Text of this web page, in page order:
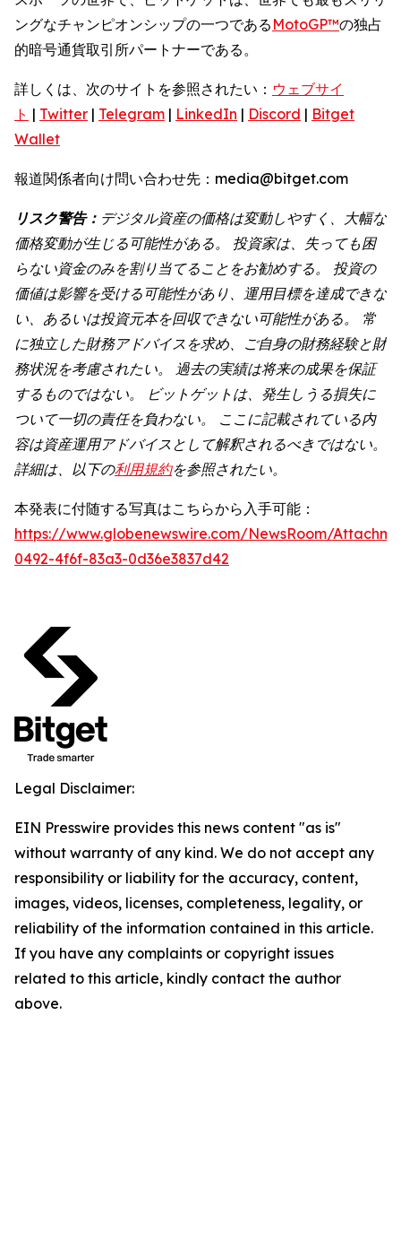
ングなチャンピオンシップの一つである MotoGP™の独占
的暗号通貨取引所パートナーである。
詳しくは、次のサイトを参照されたい： ウェブサイ
ト | Twitter | Telegram | LinkedIn | Discord | Bitget
Wallet
報道関係者向け問い合わせ先：media@bitget.com
リスク警告： デジタル資産の価格は変動しやすく、大幅な
価格変動が生じる可能性がある。 投資家は、失っても困
らない資金のみを割り当てることをお勧めする。 投資の
価値は影響を受ける可能性があり、運用目標を達成できな
い、あるいは投資元本を回収できない可能性がある。 常
に独立した財務アドバイスを求め、ご自身の財務経験と財
務状況を考慮されたい。 過去の実績は将来の成果を保証
するものではない。 ビットゲットは、発生しうる損失に
ついて一切の責任を負わない。 ここに記載されている内
容は資産運用アドバイスとして解釈されるべきではない。
詳細は、以下の利用規約を参照されたい。
本発表に付随する写真はこちらから入手可能：
https://www.globenewswire.com/NewsRoom/
0492-4f6f-83a3-0d36e3837d42
Legal Disclaimer:
EIN Presswire provides this news content "as is"
without warranty of any kind. We do not accept any
responsibility or liability for the accuracy, content,
images, videos, licenses, completeness, legality, or
reliability of the information contained in this article.
If you have any complaints or copyright issues
related to this article, kindly contact the author
above.